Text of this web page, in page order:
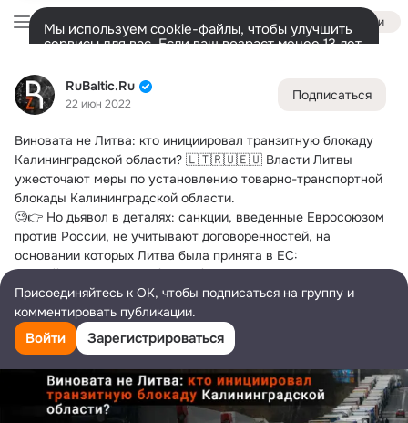
RuBaltic.Ru
22 июн 2022
Подписаться
Виновата не Литва: кто инициировал транзитную блокаду
Калининградской области? 🇱🇹🇷🇺🇪🇺 Власти Литвы
ужесточают меры по установлению товарно-транспортной
блокады Калининградской области.
🧐👉 Но дьявол в деталях: санкции, введенные Евросоюзом
против России, не учитывают договоренностей, на
основании которых Литва была принята в ЕС:
https://www.rubaltic.ru/article/politika-i-
obshchestvo/20220622-vinovata-ne-litva-kto-initsiiroval-
tranzitnuyu-blokadu-kaliningradskoy-oblasti/ Читать статью в
Telegraph: https://telegra.ph/RuBalticRu-20220622-06-22-2
Войти
Мы используем cookie-файлы, чтобы улучшить
сервисы для вас. Если ваш возраст менее 13 лет,
представитель.
Разрешить все
Лента Участники 313 Подарки
Дополнительная
колонка
Всё49 591 Обсуждаемые
Присоединяйтесь к ОК, чтобы подписаться на группу и
комментировать публикации.
Войти Зарегистрироваться